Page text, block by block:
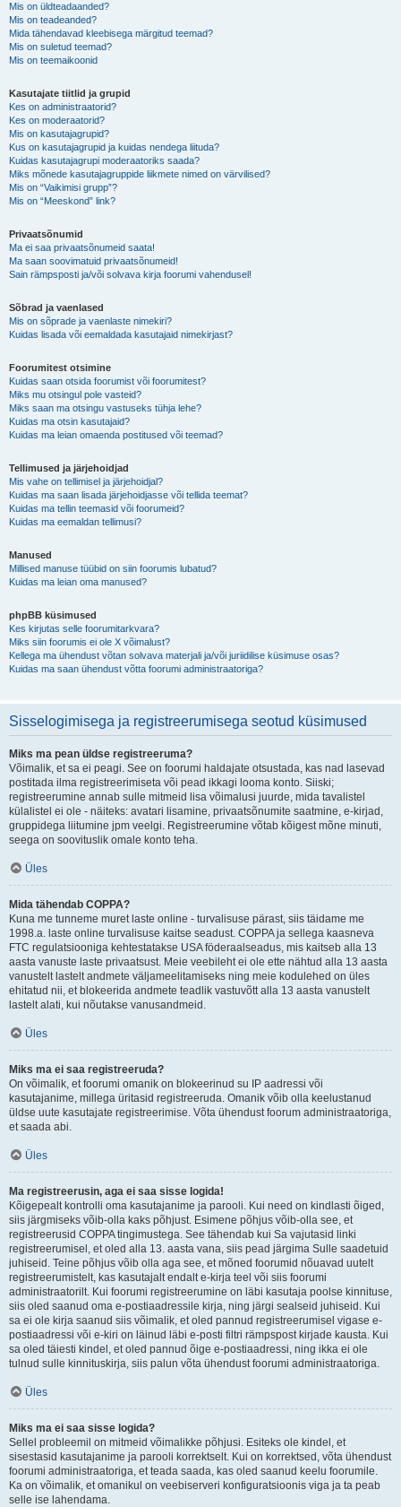
Mis on üldteadaanded?
Mis on teadeanded?
Mida tähendavad kleebisega märgitud teemad?
Mis on suletud teemad?
Mis on teemaikoonid
Kasutajate tiitlid ja grupid
Kes on administraatorid?
Kes on moderaatorid?
Mis on kasutajagrupid?
Kus on kasutajagrupid ja kuidas nendega liituda?
Kuidas kasutajagrupi moderaatoriks saada?
Miks mõnede kasutajagruppide liikmete nimed on värvilised?
Mis on “Vaikimisi grupp”?
Mis on “Meeskond” link?
Privaatsõnumid
Ma ei saa privaatsõnumeid saata!
Ma saan soovimatuid privaatsõnumeid!
Sain rämpsposti ja/või solvava kirja foorumi vahendusel!
Sõbrad ja vaenlased
Mis on sõprade ja vaenlaste nimekiri?
Kuidas lisada või eemaldada kasutajaid nimekirjast?
Foorumitest otsimine
Kuidas saan otsida foorumist või foorumitest?
Miks mu otsingul pole vasteid?
Miks saan ma otsingu vastuseks tühja lehe?
Kuidas ma otsin kasutajaid?
Kuidas ma leian omaenda postitused või teemad?
Tellimused ja järjehoidjad
Mis vahe on tellimisel ja järjehoidjal?
Kuidas ma saan lisada järjehoidjasse või tellida teemat?
Kuidas ma tellin teemasid või foorumeid?
Kuidas ma eemaldan tellimusi?
Manused
Millised manuse tüübid on siin foorumis lubatud?
Kuidas ma leian oma manused?
phpBB küsimused
Kes kirjutas selle foorumitarkvara?
Miks siin foorumis ei ole X võimalust?
Kellega ma ühendust võtan solvava materjali ja/või juriidilise küsimuse osas?
Kuidas ma saan ühendust võtta foorumi administraatoriga?
Sisselogimisega ja registreerumisega seotud küsimused
Miks ma pean üldse registreeruma?
Võimalik, et sa ei peagi. See on foorumi haldajate otsustada, kas nad lasevad
postitada ilma registreerimiseta või pead ikkagi looma konto. Siiski;
registreerumine annab sulle mitmeid lisa võimalusi juurde, mida tavalistel
külalistel ei ole - näiteks: avatari lisamine, privaatsõnumite saatmine, e-kirjad,
gruppidega liitumine jpm veelgi. Registreerumine võtab kõigest mõne minuti,
seega on soovituslik omale konto teha.
Üles
Mida tähendab COPPA?
Kuna me tunneme muret laste online - turvalisuse pärast, siis täidame me
1998.a. laste online turvalisuse kaitse seadust. COPPA ja sellega kaasneva
FTC regulatsiooniga kehtestatakse USA föderaalseadus, mis kaitseb alla 13
aasta vanuste laste privaatsust. Meie veebileht ei ole ette nähtud alla 13 aasta
vanustelt lastelt andmete väljameelitamiseks ning meie kodulehed on üles
ehitatud nii, et blokeerida andmete teadlik vastuvõtt alla 13 aasta vanustelt
lastelt alati, kui nõutakse vanusandmeid.
Üles
Miks ma ei saa registreeruda?
On võimalik, et foorumi omanik on blokeerinud su IP aadressi või
kasutajanime, millega üritasid registreeruda. Omanik võib olla keelustanud
üldse uute kasutajate registreerimise. Võta ühendust foorum administraatoriga,
et saada abi.
Üles
Ma registreerusin, aga ei saa sisse logida!
Kõigepealt kontrolli oma kasutajanime ja parooli. Kui need on kindlasti õiged,
siis järgmiseks võib-olla kaks põhjust. Esimene põhjus võib-olla see, et
registreerusid COPPA tingimustega. See tähendab kui Sa vajutasid linki
registreerumisel, et oled alla 13. aasta vana, siis pead järgima Sulle saadetuid
juhiseid. Teine põhjus võib olla aga see, et mõned foorumid nõuavad uutelt
registreerumistelt, kas kasutajalt endalt e-kirja teel või siis foorumi
administraatorilt. Kui foorumi registreerumine on läbi kasutaja poolse kinnituse,
siis oled saanud oma e-postiaadressile kirja, ning järgi sealseid juhiseid. Kui
sa ei ole kirja saanud siis võimalik, et oled pannud registreerumisel vigase e-
postiaadressi või e-kiri on läinud läbi e-posti filtri rämpspost kirjade kausta. Kui
sa oled täiesti kindel, et oled pannud õige e-postiaadressi, ning ikka ei ole
tulnud sulle kinnituskirja, siis palun võta ühendust foorumi administraatoriga.
Üles
Miks ma ei saa sisse logida?
Sellel probleemil on mitmeid võimalikke põhjusi. Esiteks ole kindel, et
sisestasid kasutajanime ja parooli korrektselt. Kui on korrektsed, võta ühendust
foorumi administraatoriga, et teada saada, kas oled saanud keelu foorumile.
Ka on võimalik, et omanikul on veebiserveri konfiguratsioonis viga ja ta peab
selle ise lahendama.